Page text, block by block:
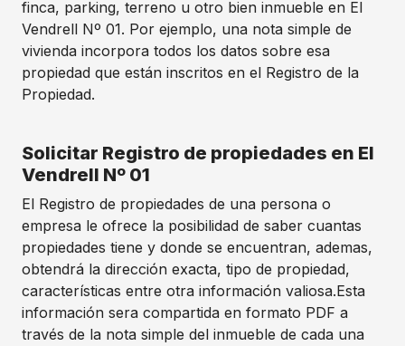
finca, parking, terreno u otro bien inmueble en El
Vendrell Nº 01. Por ejemplo, una nota simple de
vivienda incorpora todos los datos sobre esa
propiedad que están inscritos en el Registro de la
Propiedad.
Solicitar Registro de propiedades en El
Vendrell Nº 01
El Registro de propiedades de una persona o
empresa le ofrece la posibilidad de saber cuantas
propiedades tiene y donde se encuentran, ademas,
obtendrá la dirección exacta, tipo de propiedad,
características entre otra información valiosa.Esta
información sera compartida en formato PDF a
través de la nota simple del inmueble de cada una